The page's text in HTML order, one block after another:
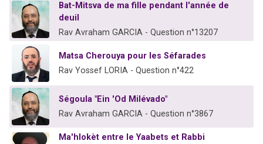
Bat-Mitsva de ma fille pendant l'année de
deuil
Rav Avraham GARCIA - Question n°13207
Matsa Cherouya pour les Séfarades
Rav Yossef LORIA - Question n°422
Ségoula "Ein 'Od Milévado"
Rav Avraham GARCIA - Question n°3867
Ma'hlokèt entre le Yaabets et Rabbi